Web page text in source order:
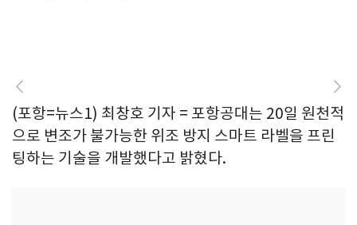
(포항=뉴스1) 최창호 기자 = 포항공대는 20일 원천적
으로 변조가 불가능한 위조 방지 스마트 라벨을 프린
팅하는 기술을 개발했다고 밝혔다.